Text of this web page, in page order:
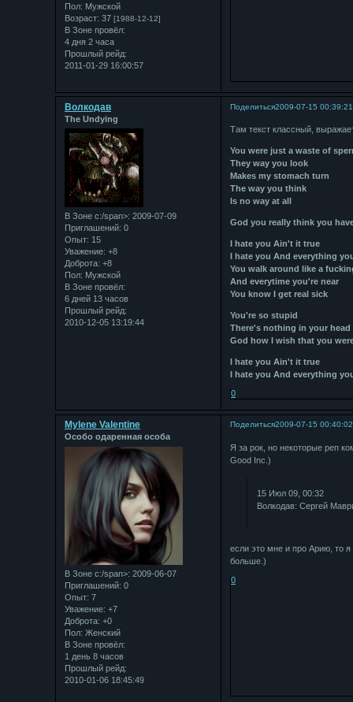
Пол: Мужской
Возраст: 37 [1988-12-12]
В Зоне провёл:
4 дня 2 часа
Прошлый рейд:
2011-01-29 16:00:57
Поделиться2009-07-15 00:39:21
Bолкодав
The Undying
В Зоне с:/span>: 2009-07-09
Приглашений: 0
Опыт: 15
Уважение: +8
Доброта: +8
Пол: Мужской
В Зоне провёл:
6 дней 13 часов
Прошлый рейд:
2010-12-05 13:19:44
Там текст классный,
You were just a waste of
They way you look
Makes my stomach turn
The way you think
Is no way at all
God you really think you
I hate you Ain't it true
I hate you And everything
You walk around like a
And everytime you're near
You know I get real sick
You're so stupid
There's nothing in your head
God how I wish that you
I hate you Ain't it true
I hate you And everything
0
Поделиться2009-07-15 00:40:02
Mylene Valentine
Особо одаренная особа
В Зоне с:/span>: 2009-06-07
Приглашений: 0
Опыт: 7
Уважение: +7
Доброта: +0
Пол: Женский
В Зоне провёл:
1 день 8 часов
Прошлый рейд:
2010-01-06 18:45:49
Я за рок, но некоторые реп
Good Inc.)
15 Июл 09, 00:32
Волкодав: Сергей
если это мне и про Арию, то
больше.)
0